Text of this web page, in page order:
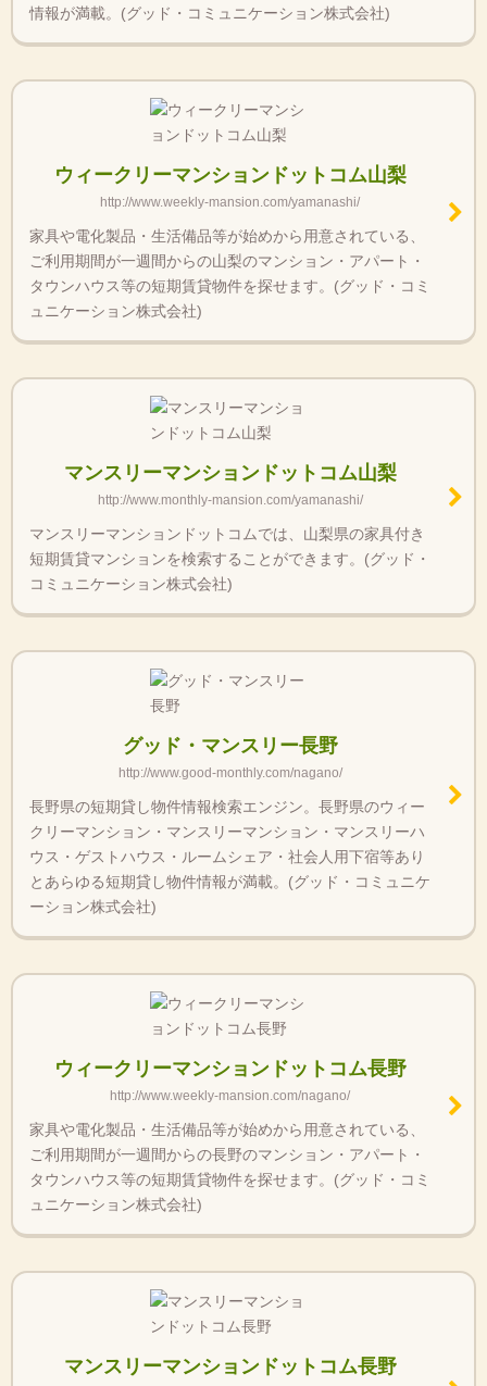
情報が満載。(グッド・コミュニケーション株式会社)
ウィークリーマンションドットコム山梨
http://www.weekly-mansion.com/yamanashi/
家具や電化製品・生活備品等が始めから用意されている、
ご利用期間が一週間からの山梨のマンション・アパート・
タウンハウス等の短期賃貸物件を探せます。(グッド・コミ
ュニケーション株式会社)
マンスリーマンションドットコム山梨
http://www.monthly-mansion.com/yamanashi/
マンスリーマンションドットコムでは、山梨県の家具付き
短期賃貸マンションを検索することができます。(グッド・
コミュニケーション株式会社)
グッド・マンスリー長野
http://www.good-monthly.com/nagano/
長野県の短期貸し物件情報検索エンジン。長野県のウィー
クリーマンション・マンスリーマンション・マンスリーハ
ウス・ゲストハウス・ルームシェア・社会人用下宿等あり
とあらゆる短期貸し物件情報が満載。(グッド・コミュニケ
ーション株式会社)
ウィークリーマンションドットコム長野
http://www.weekly-mansion.com/nagano/
家具や電化製品・生活備品等が始めから用意されている、
ご利用期間が一週間からの長野のマンション・アパート・
タウンハウス等の短期賃貸物件を探せます。(グッド・コミ
ュニケーション株式会社)
マンスリーマンションドットコム長野